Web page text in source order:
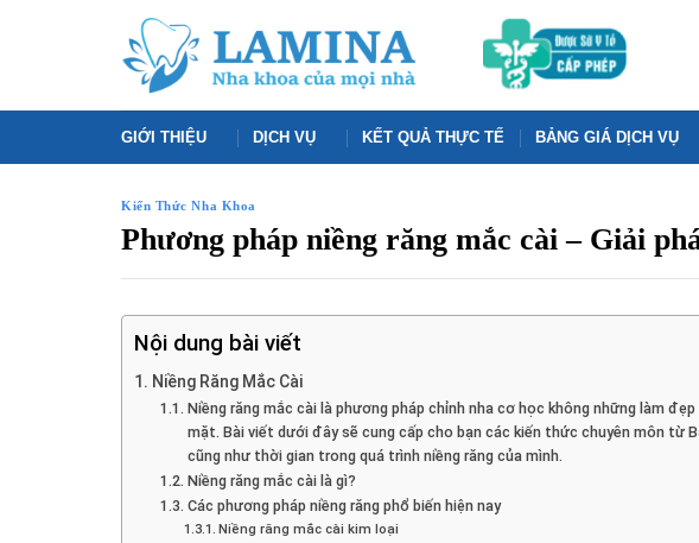
GIỚI THIỆU DỊCH VỤ KẾT QUẢ THỰC TẾ BẢNG GIÁ DỊCH VỤ
Kiến Thức Nha Khoa
Phương pháp niềng răng mắc cài – Giải
Nội dung bài viết
Niềng Răng Mắc Cài
Niềng răng mắc cài là phương pháp chỉnh nha cơ học không những làm
mặt. Bài viết dưới đây sẽ cung cấp cho bạn các kiến thức chuyên môn từ
cũng như thời gian trong quá trình niềng răng của mình.
Niềng răng mắc cài là gì?
Các phương pháp niềng răng phổ biến hiện nay
Niềng răng mắc cài kim loại